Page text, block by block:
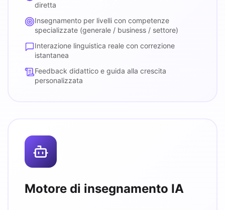
diretta
Insegnamento per livelli con competenze
specializzate (generale / business / settore)
Interazione linguistica reale con correzione
istantanea
Feedback didattico e guida alla crescita
personalizzata
Motore di insegnamento IA